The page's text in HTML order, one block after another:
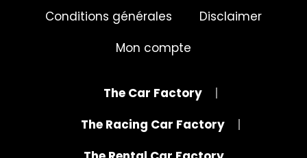
Conditions générales
Disclaimer
Mon compte
The Car Factory
The Racing Car Factory